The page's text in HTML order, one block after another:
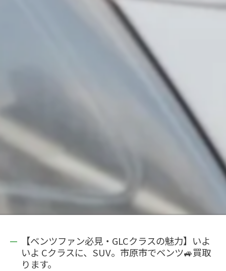
【ベンツファン必見・GLCクラスの魅力】いよ
いよ Cクラスに、SUV。市原市でベンツ🚙買取
ります。